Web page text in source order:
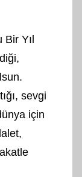
Yıl
sevgi
için